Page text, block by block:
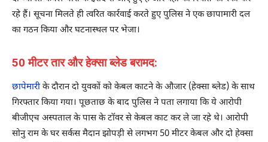
रहे हैं। सूचना मिलते ही त्वरित कार्रवाई करते हुए पुलिस ने एक छापामारी दल
का गठन किया और घटनास्थल पर भेजा।
50 मीटर तार और हेक्सा ब्लेड बरामद:
छापेमारीके दौरान दो युवकों को केबल काटने के औजार (हेक्सा ब्लेड) के साथ
गिरफ्तार किया गया। पूछताछ के बाद पुलिस ने पता लगाया कि ये आरोपी
बीजीएच अस्पताल के पास के टॉवर से केबल काट कर ले जा रहे थे। आरोपी
सोनु राम के घर सर्कस मैदान झोपड़ी से लगभग 50 मीटर केबल और दो हेक्सा